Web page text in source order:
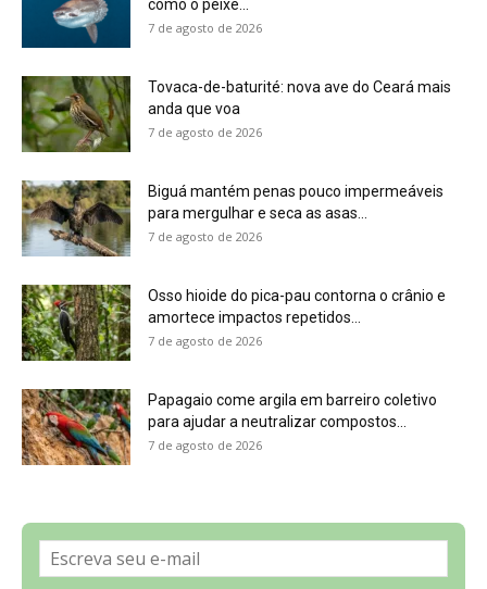
7 de agosto de 2026
Política de Privacidade, LGPD e RGPD
Últimas Notícias
🌎 Español